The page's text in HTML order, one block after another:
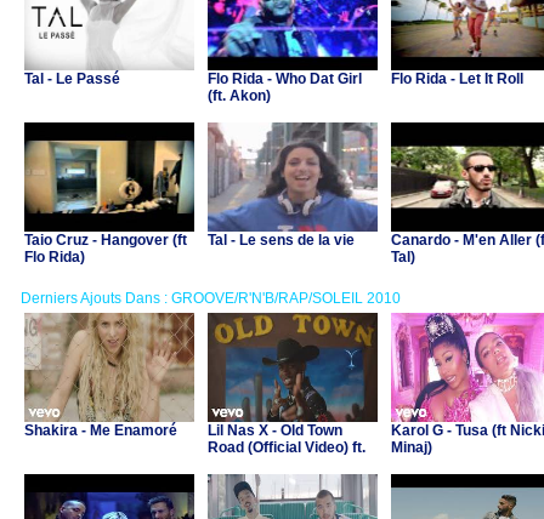
Tal - Le Passé
Flo Rida - Who Dat Girl
(ft. Akon)
Flo Rida - Let It Roll
Taio Cruz - Hangover (ft
Flo Rida)
Tal - Le sens de la vie
Canardo - M'en Aller
Tal)
Derniers Ajouts Dans : GROOVE/R'N'B/RAP/SOLEIL 2010
Shakira - Me Enamoré
Lil Nas X - Old Town
Road (Official Video) ft.
Karol G - Tusa (ft Nicki
Minaj)